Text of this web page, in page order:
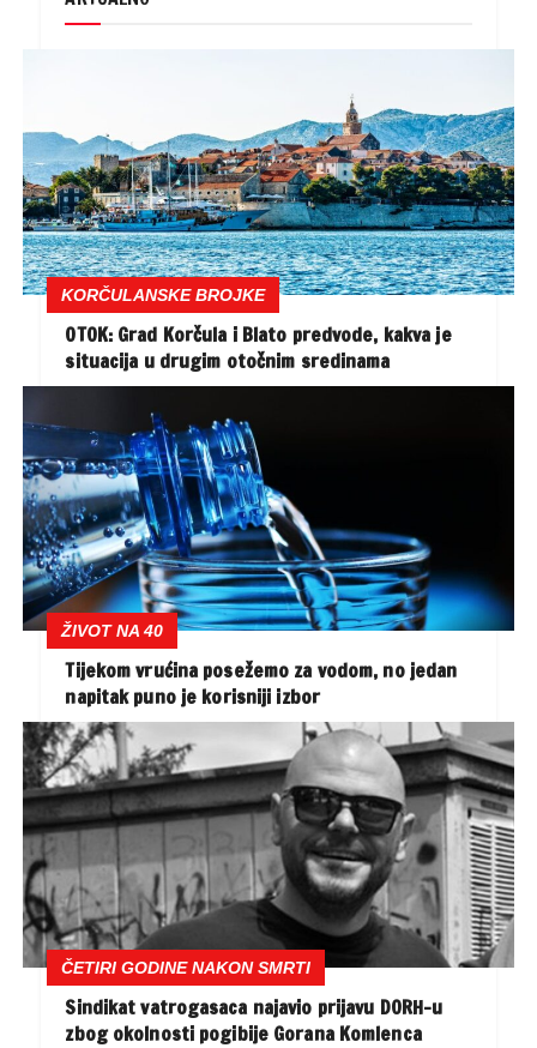
KORČULANSKE BROJKE
OTOK: Grad Korčula i Blato predvode, kakva je
situacija u drugim otočnim sredinama
ŽIVOT NA 40
Tijekom vrućina posežemo za vodom, no jedan
napitak puno je korisniji izbor
ČETIRI GODINE NAKON SMRTI
Sindikat vatrogasaca najavio prijavu DORH-u
zbog okolnosti pogibije Gorana Komlenca